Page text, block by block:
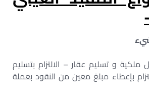
ملكية و تسليم عقار – الالتزام بتسليم
بإعطاء مبلغ معين من النقود بعملة